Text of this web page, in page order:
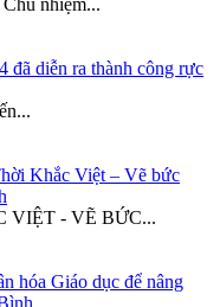
nhiệm...
đã diễn ra thành công rực
Khắc Việt – Vẽ bức
VIỆT - VẼ BỨC...
hóa Giáo dục để nâng